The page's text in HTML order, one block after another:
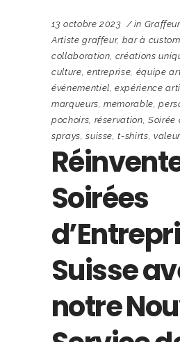
13 octobre 2023 in
Artiste graffeur, bar à
collaboration, créations
culture, entreprise, équipe
événementiel,expérience
marqueurs,memorable,
pochoirs, réservation, Soirée
sprays,suisse,t-shirts,
Soirées
Suisse
notre